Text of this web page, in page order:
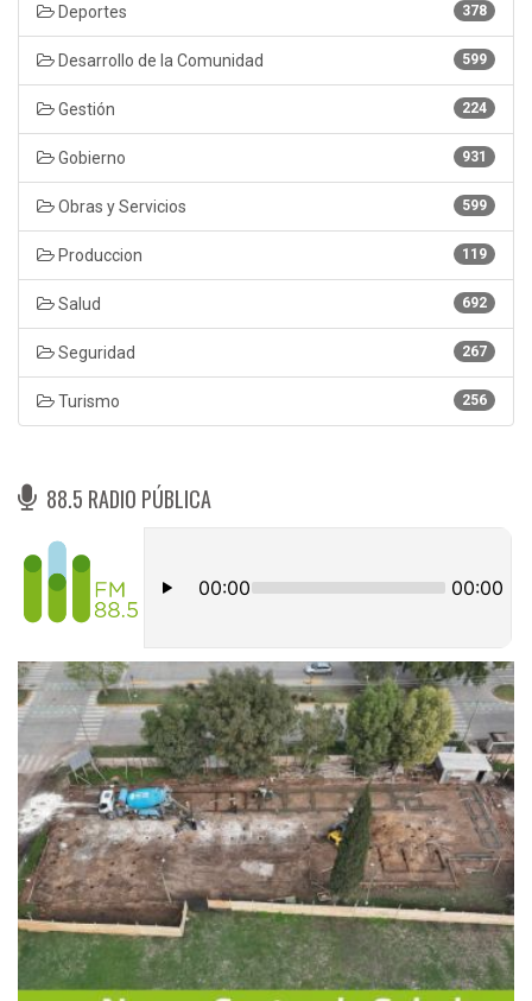
378
Deportes
599
Desarrollo de la Comunidad
224
Gestión
931
Gobierno
599
Obras y Servicios
119
Produccion
692
Salud
267
Seguridad
256
Turismo
88.5 RADIO PÚBLICA